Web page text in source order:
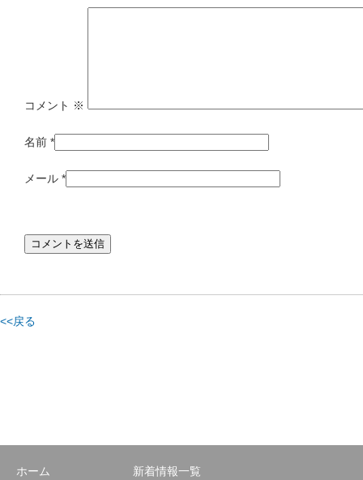
コメント ※
名前 *
メール *
<<戻る
ホーム 新着情報一覧